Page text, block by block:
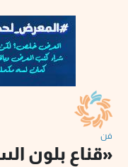
فن
«قناع بلون